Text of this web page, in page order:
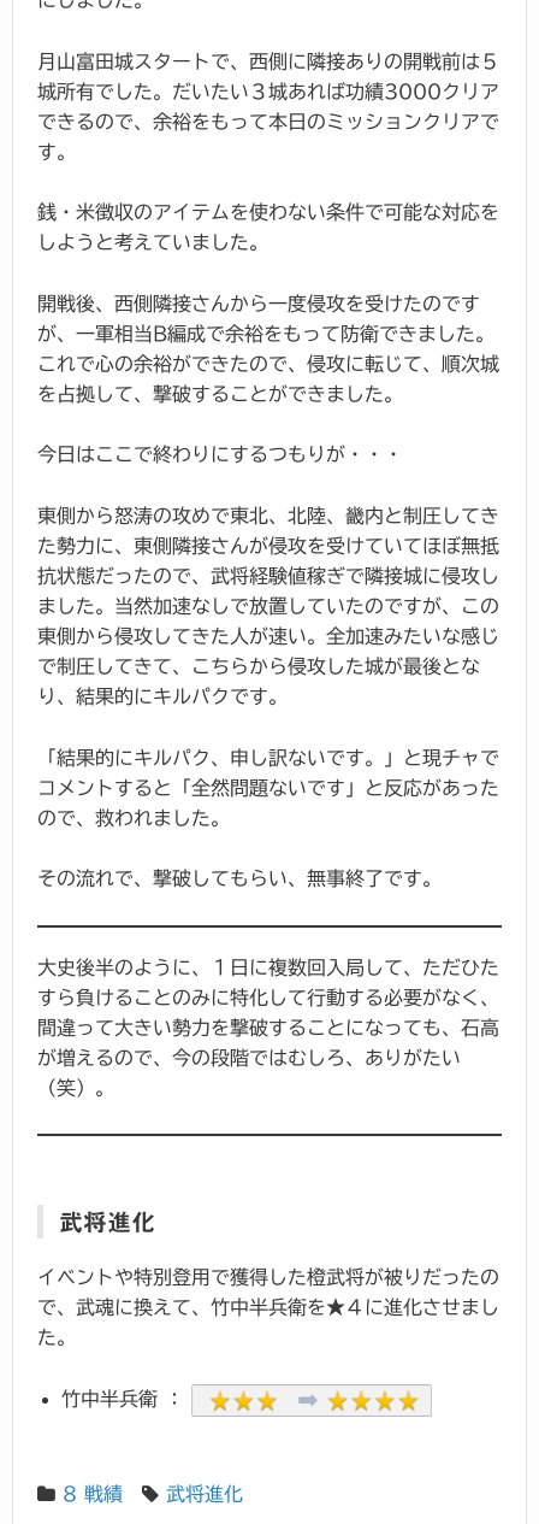
月山富田城スタートで、西側に隣接ありの開戦前は５
城所有でした。だいたい３城あれば功績3000クリア
できるので、余裕をもって本日のミッションクリアで
す。
銭・米徴収のアイテムを使わない条件で可能な対応を
しようと考えていました。
開戦後、西側隣接さんから一度侵攻を受けたのです
が、一軍相当B編成で余裕をもって防衛できました。
これで心の余裕ができたので、侵攻に転じて、順次城
を占拠して、撃破することができました。
今日はここで終わりにするつもりが・・・
東側から怒涛の攻めで東北、北陸、畿内と制圧してき
た勢力に、東側隣接さんが侵攻を受けていてほぼ無抵
抗状態だったので、武将経験値稼ぎで隣接城に侵攻し
ました。当然加速なしで放置していたのですが、この
東側から侵攻してきた人が速い。全加速みたいな感じ
で制圧してきて、こちらから侵攻した城が最後とな
り、結果的にキルパクです。
「結果的にキルパク、申し訳ないです。」と現チャで
コメントすると「全然問題ないです」と反応があった
ので、救われました。
その流れで、撃破してもらい、無事終了です。
大史後半のように、１日に複数回入局して、ただひた
すら負けることのみに特化して行動する必要がなく、
間違って大きい勢力を撃破することになっても、石高
が増えるので、今の段階ではむしろ、ありがたい
（笑）。
武将進化
イベントや特別登用で獲得した橙武将が被りだったの
で、武魂に換えて、竹中半兵衛を★４に進化させまし
た。
竹中半兵衛 ：
8 戦績 武将進化